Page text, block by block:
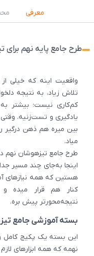
معرفی
طرح جامع پایه نهم برای
واقعیت اینه که خیلی
تلاش زیاد، به نتیجه
کم‌کاری نیست؛ بیشتر
یادگیری و تست‌زنیه. وقتی
بین میره هم ذهن
میاد.
طرح جامع تیزهوشان نهم
اینجا به‌جای چند مسیر
هستین که همه نیازهای
کنار هم قرار میده
نتیجه‌محورتر پیش بره.
بسته آموزشی جامع
این بسته یک پکیج کامل
نهمه که همه ابزارهای